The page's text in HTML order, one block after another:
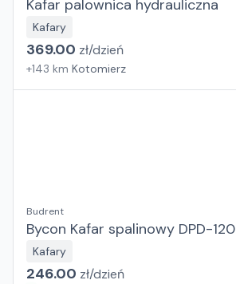
Kafar palownica hydrauliczna
Kafary
369.00 zł/dzień
+143 km Kotomierz
Budrent
Bycon Kafar spalinowy DPD-120
Kafary
246.00 zł/dzień